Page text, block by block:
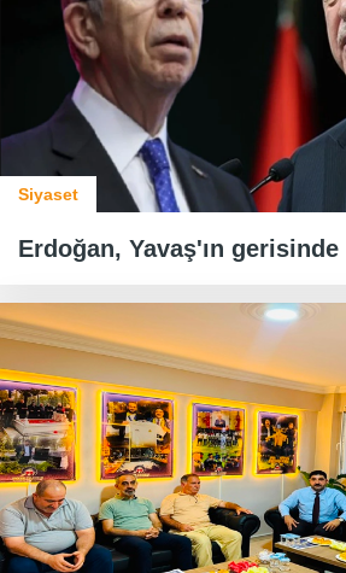
Siyaset
Erdoğan, Yavaş'ın gerisinde